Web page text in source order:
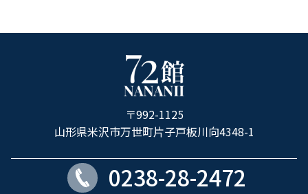
72
館
〒992-1125
山形県米沢市万世町片子戸板川向4348-1
0238-28-2472